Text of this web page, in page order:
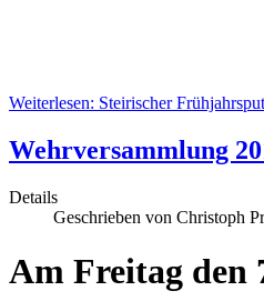
Weiterlesen: Steirischer
Wehrversammlung
Details
Geschrieben von Christoph
Am Freitag den